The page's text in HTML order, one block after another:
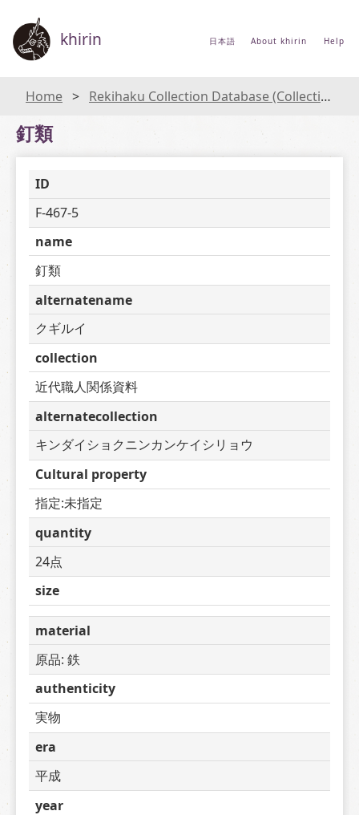
khirin 日本語 About khirin Help
Home Rekihaku Collection Database (Collections Database of the National Museum of Japanese History)
釘類
ID
F-467-5
name
釘類
alternatename
クギルイ
collection
近代職人関係資料
alternatecollection
キンダイショクニンカンケイシリョウ
Cultural property
指定:未指定
quantity
24点
size
material
原品: 鉄
authenticity
実物
era
平成
year